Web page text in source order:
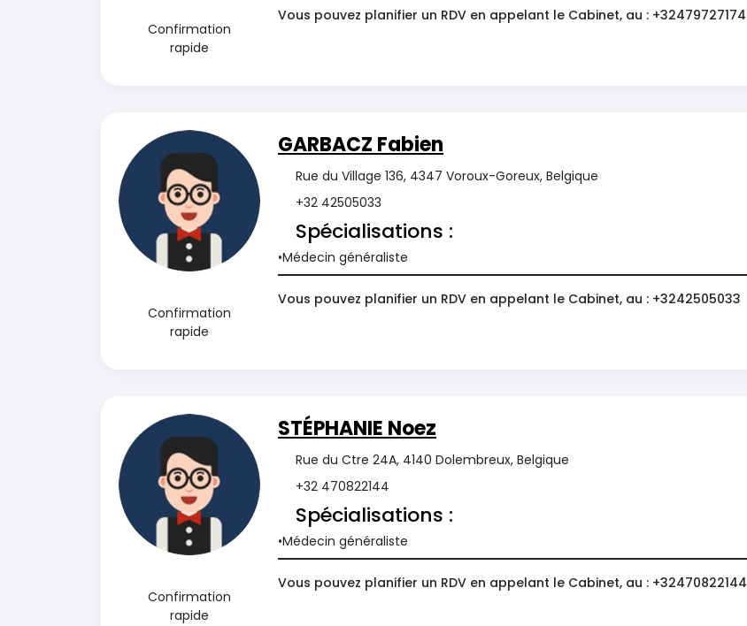
Confirmation
rapide
Vous pouvez planifier un RDV en appelant le Cabinet, au : +32479727174
Confirmation
rapide
GARBACZ Fabien
Rue du Village 136, 4347 Voroux-Goreux, Belgique
+32 42505033
Spécialisations :
Médecin généraliste
Vous pouvez planifier un RDV en appelant le Cabinet, au : +3242505033
Confirmation
rapide
STÉPHANIE Noez
Rue du Ctre 24A, 4140 Dolembreux, Belgique
+32 470822144
Spécialisations :
Médecin généraliste
Vous pouvez planifier un RDV en appelant le Cabinet, au : +32470822144